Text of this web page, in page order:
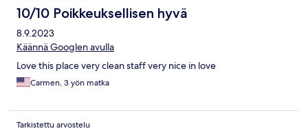
10/10 Poikkeuksellisen hyvä
8.9.2023
Käännä Googlen avulla
Love this place very clean staff very nice in love
Carmen, 3 yön matka
Tarkistettu arvostelu